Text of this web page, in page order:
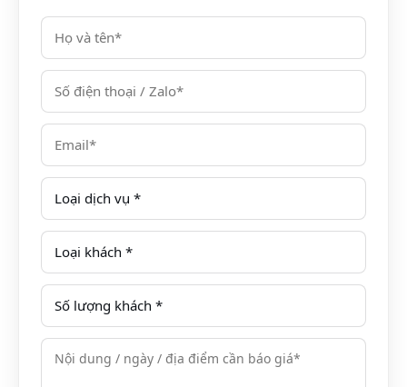
bộ thuận lợi đi đến các vùng Nam Bộ và nối liền với
Campuchia.